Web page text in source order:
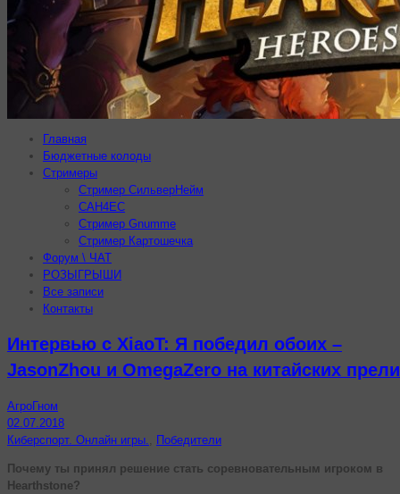
Главная
Бюджетные колоды
Стримеры
Стример СильверНейм
CAH4EC
Стример Gnumme
Стример Картошечка
Форум \ ЧАТ
РОЗЫГРЫШИ
Все записи
Контакты
Интервью с XiaoT: Я победил обоих –
JasonZhou и OmegaZero на китайских
АгроГном
02.07.2018
Киберспорт. Онлайн игры., Победители
Почему ты принял решение стать соревновательным игроком в
Hearthstone?